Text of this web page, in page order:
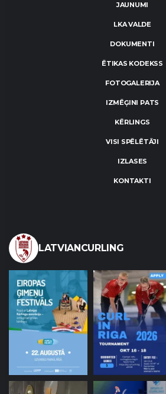
JAUNUMI
LKA VALDE
DOKUMENTI
ĒTIKAS KODEKSS
FOTOGALERIJA
IZMĒĢINI PATS
KĒRLINGS
VISI SPĒLĒTĀJI
IZLASES
KONTAKTI
LATVIANCURLING